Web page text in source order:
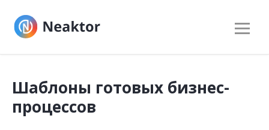
Шаблоны готовых бизнес-
процессов